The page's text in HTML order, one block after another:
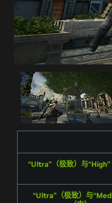
“Ultra”（极致）与“High”
“Ultra”（极致）与